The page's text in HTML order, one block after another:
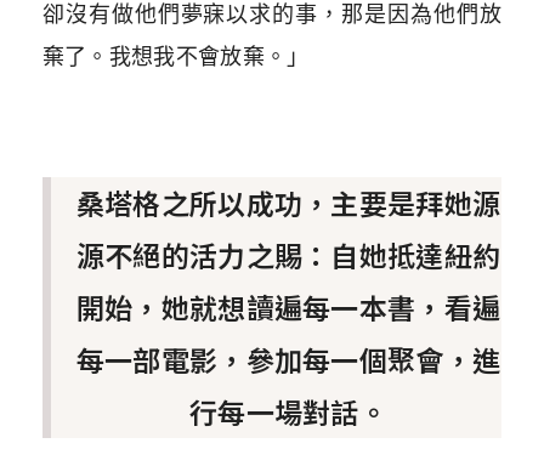
卻沒有做他們夢寐以求的事，那是因為他們放
棄了。我想我不會放棄。」
桑塔格之所以成功，主要是拜她源
源不絕的活力之賜：自她抵達紐約
開始，她就想讀遍每一本書，看遍
每一部電影，參加每一個聚會，進
行每一場對話。